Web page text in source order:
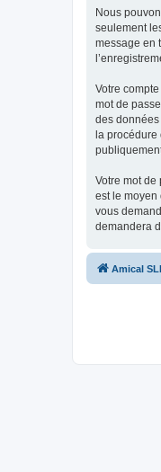
Nous
seulement
message en
Votre
mot de
des
la procédure
Votre mot de
est le moyen
vous
demandera
Amical